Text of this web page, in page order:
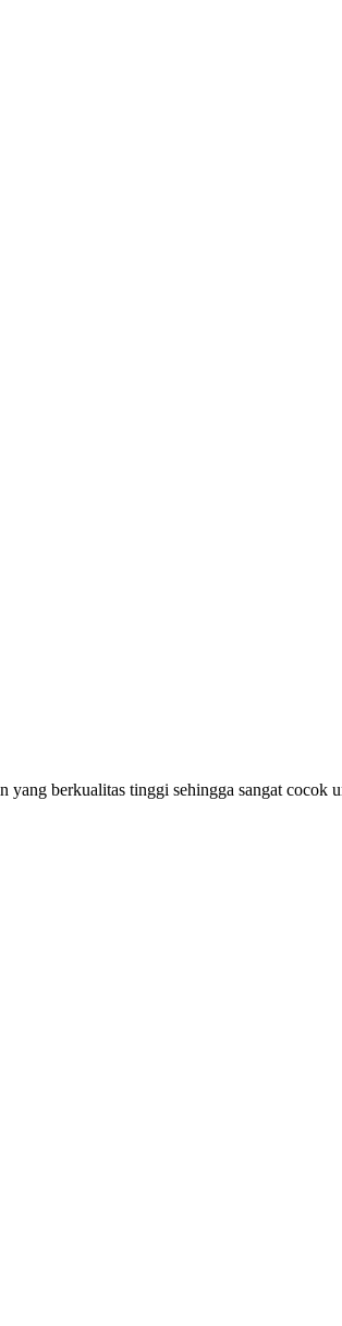
yang berkualitas tinggi sehingga sangat cocok